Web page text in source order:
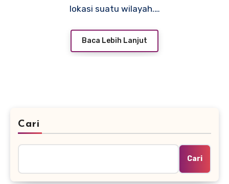
lokasi suatu wilayah.…
Baca Lebih Lanjut
Cari
Cari